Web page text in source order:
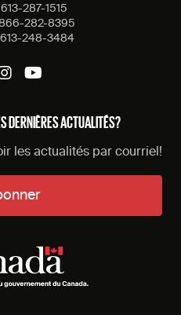
613-287-1515
282-8395
613-248-3484
DERNIÈRES ACTUALITÉS?
les actualités par courriel!